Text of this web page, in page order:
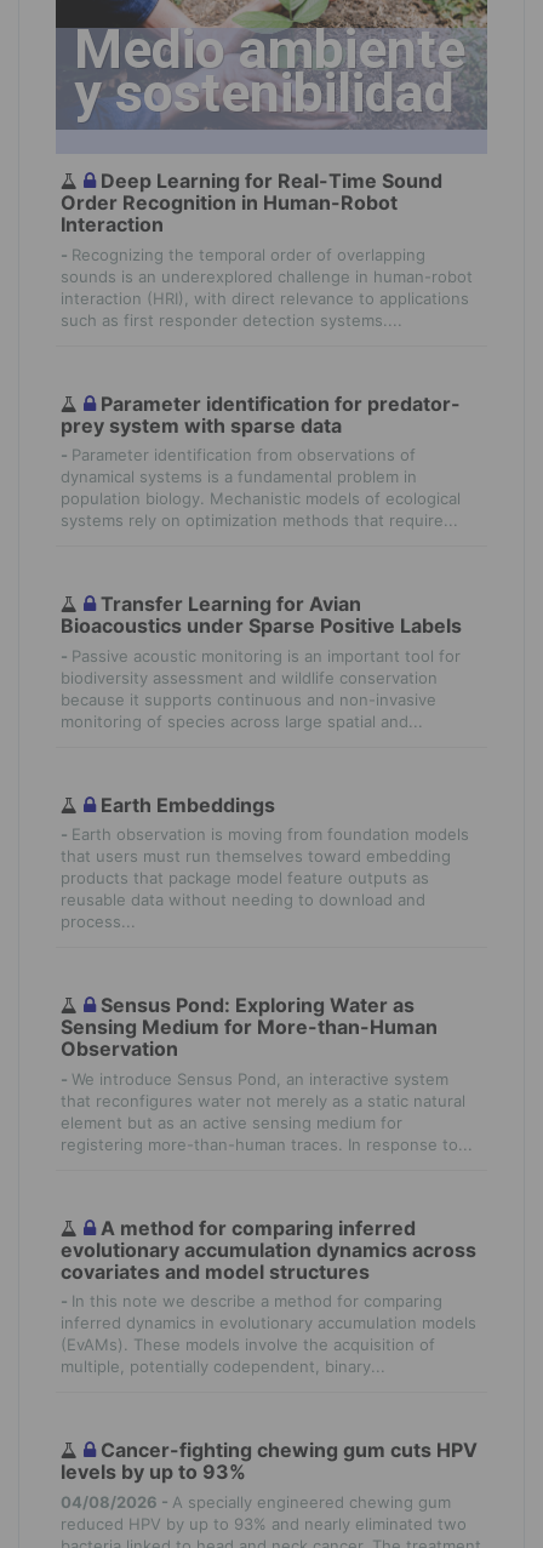
Medio ambiente
y sostenibilidad
Deep Learning for Real-Time Sound
Order Recognition in Human-Robot
Interaction
- Recognizing the temporal order of overlapping
sounds is an underexplored challenge in human-robot
interaction (HRI), with direct relevance to applications
such as first responder detection systems....
Parameter identification for predator-
prey system with sparse data
- Parameter identification from observations of
dynamical systems is a fundamental problem in
population biology. Mechanistic models of ecological
systems rely on optimization methods that require...
Transfer Learning for Avian
Bioacoustics under Sparse Positive Labels
- Passive acoustic monitoring is an important tool for
biodiversity assessment and wildlife conservation
because it supports continuous and non-invasive
monitoring of species across large spatial and...
Earth Embeddings
- Earth observation is moving from foundation models
that users must run themselves toward embedding
products that package model feature outputs as
reusable data without needing to download and
process...
Sensus Pond: Exploring Water as
Sensing Medium for More-than-Human
Observation
- We introduce Sensus Pond, an interactive system
that reconfigures water not merely as a static natural
element but as an active sensing medium for
registering more-than-human traces. In response to...
A method for comparing inferred
evolutionary accumulation dynamics across
covariates and model structures
- In this note we describe a method for comparing
inferred dynamics in evolutionary accumulation models
(EvAMs). These models involve the acquisition of
multiple, potentially codependent, binary...
Cancer-fighting chewing gum cuts HPV
levels by up to 93%
04/08/2026 - A specially engineered chewing gum
reduced HPV by up to 93% and nearly eliminated two